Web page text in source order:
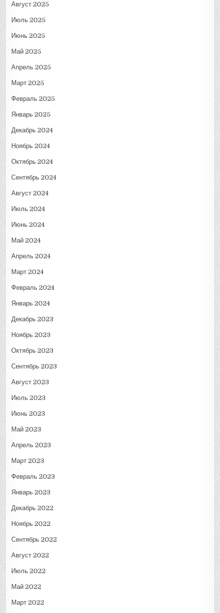
Август 2025
Июль 2025
Июнь 2025
Май 2025
Апрель 2025
Март 2025
Февраль 2025
Январь 2025
Декабрь 2024
Ноябрь 2024
Октябрь 2024
Сентябрь 2024
Август 2024
Июль 2024
Июнь 2024
Май 2024
Апрель 2024
Март 2024
Февраль 2024
Январь 2024
Декабрь 2023
Ноябрь 2023
Октябрь 2023
Сентябрь 2023
Август 2023
Июль 2023
Июнь 2023
Май 2023
Апрель 2023
Март 2023
Февраль 2023
Январь 2023
Декабрь 2022
Ноябрь 2022
Сентябрь 2022
Август 2022
Июль 2022
Май 2022
Март 2022